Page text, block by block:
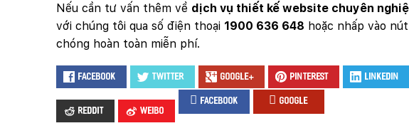
Nếu cần tư vấn thêm về dịch vụ thiết kế website chuyên
với chúng tôi qua số điện thoại 1900 636 648 hoặc nhấp vào
chóng hoàn toàn miễn phí.
Facebook Twitter Google+ Pinterest LinkedIn
Reddit Weibo
facebook google